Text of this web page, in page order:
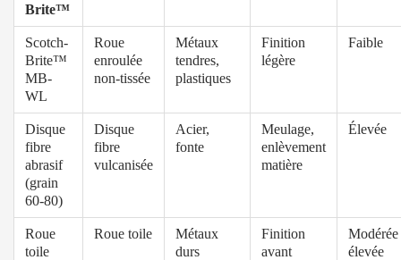
Brite™
Scotch-
Brite™
MB-
WL
Roue
enroulée
non-tissée
Métaux
tendres,
plastiques
Finition
légère
Faible
Disque
fibre
abrasif
(grain
60-80)
Disque
fibre
vulcanisée
Acier,
fonte
Meulage,
enlèvement
matière
Élevée
Roue
toile
Roue toile
Métaux
durs
Finition
avant
Modérée
élevée